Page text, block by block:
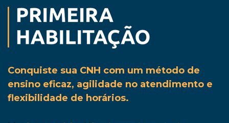
Conquiste sua CNH com um método de
ensino eficaz, agilidade no atendimento e
flexibilidade de horários.